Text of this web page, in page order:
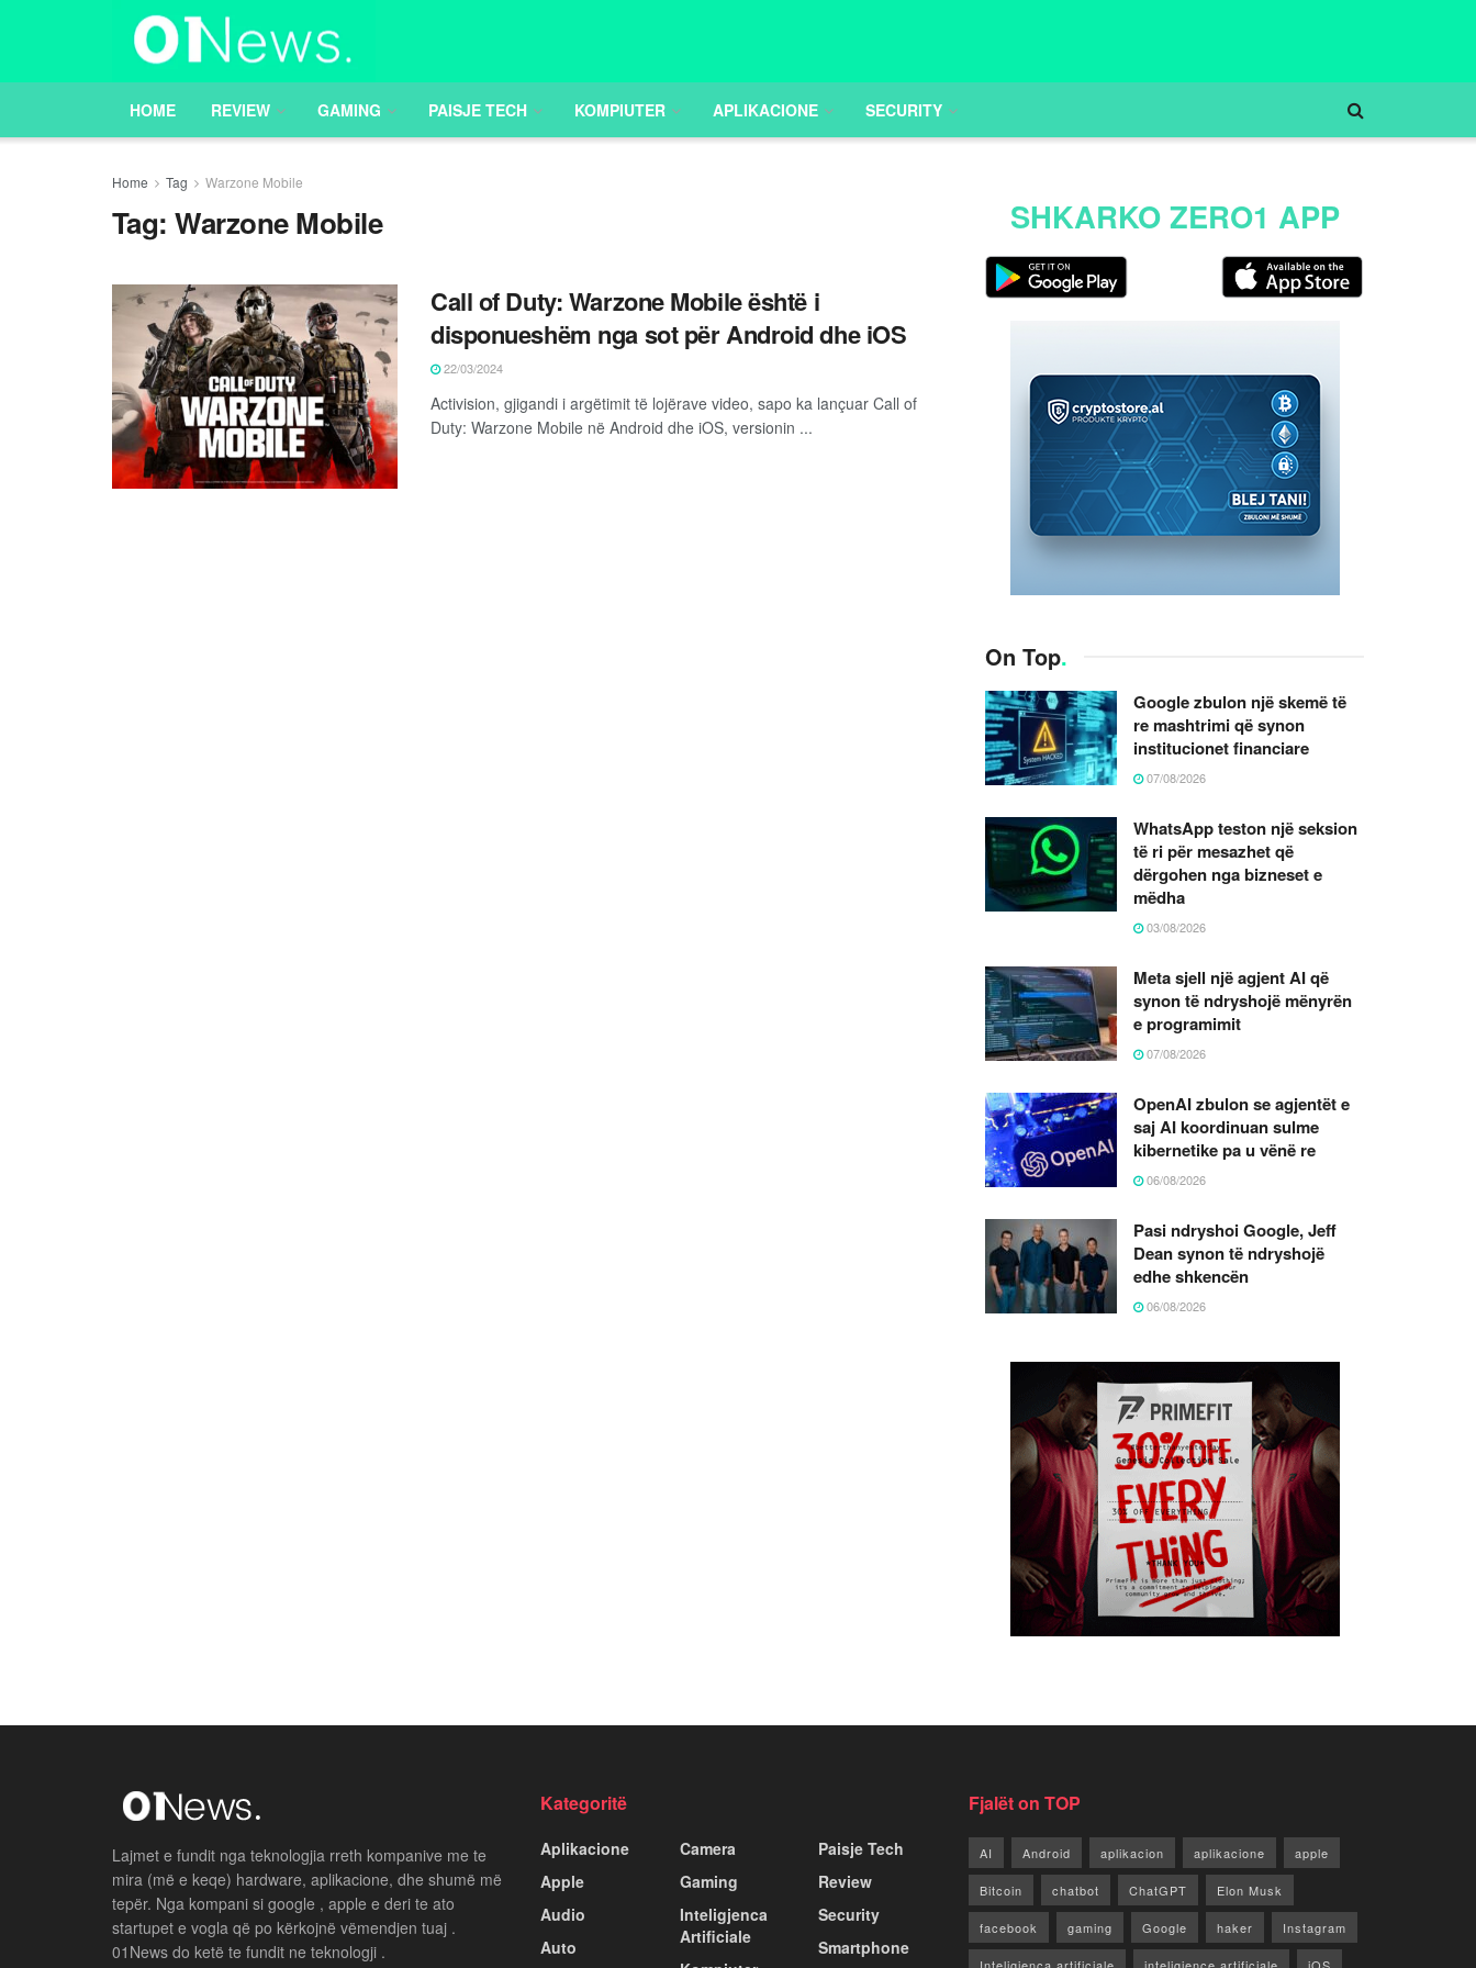
HOME REVIEW GAMING PAISJE TECH KOMPIUTER APLIKACIONE SECURITY
Home Tag Warzone Mobile
Tag:Warzone Mobile
Call of Duty: Warzone Mobile është i
disponueshëm nga sot për Android dhe iOS
22/03/2024
Activision, gjigandi i argëtimit të lojërave video, sapo ka lançuar Call of
Duty: Warzone Mobile në Android dhe iOS, versionin ...
SHKARKO ZERO1 APP
On Top.
Google zbulon një skemë të
re mashtrimi që synon
institucionet financiare
07/08/2026
WhatsApp teston një seksion
të ri për mesazhet që
dërgohen nga bizneset e
mëdha
03/08/2026
Meta sjell një agjent AI që
synon të ndryshojë mënyrën
e programimit
07/08/2026
OpenAI zbulon se agjentët e
saj AI koordinuan sulme
kibernetike pa u vënë re
06/08/2026
Pasi ndryshoi Google, Jeff
Dean synon të ndryshojë
edhe shkencën
06/08/2026
Lajmet e fundit nga teknologjia rreth kompanive me te
mira (më e keqe) hardware, aplikacione, dhe shumë më
tepër. Nga kompani si google , apple e deri te ato
startupet e vogla që po kërkojnë vëmendjen tuaj .
01News do ketë te fundit ne teknologji .
Kategoritë
Aplikacione
Apple
Audio
Auto
Camera
Gaming
Inteligjenca
Artificiale
Paisje Tech
Review
Security
Smartphone
Fjalët on TOP
AI Android aplikacion aplikacione apple
Bitcoin chatbot ChatGPT Elon Musk
facebook gaming Google haker Instagram